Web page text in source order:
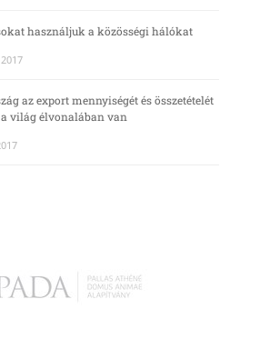
használjuk a közösségi hálókat
az export mennyiségét és összetételét
világ élvonalában van